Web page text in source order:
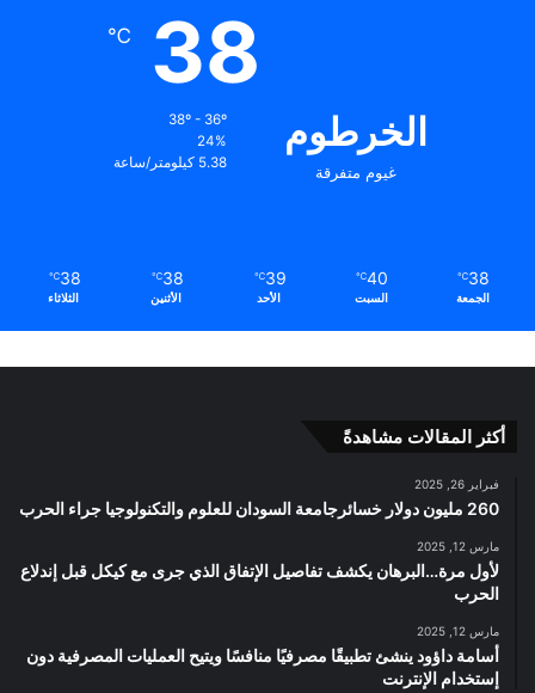
الخرطوم
غيوم متفرقة
38
℃
24%
5.38 كيلومتر/ساعة
38
℃
الجمعة
40
℃
السبت
39
℃
الأحد
38
℃
الأثنين
38
℃
الثلاثاء
أكثر المقالات مشاهدةً
فبراير 26, 2025
260 مليون دولار خسائرجامعة السودان للعلوم والتكنولوجيا جراء الحرب
مارس 12, 2025
لأول مرة…البرهان يكشف تفاصيل الإتفاق الذي جرى مع كيكل قبل إندلاع
الحرب
مارس 12, 2025
أسامة داؤود ينشئ تطبيقًا مصرفيًا منافسًا ويتيح العمليات المصرفية دون
إستخدام الإنترنت